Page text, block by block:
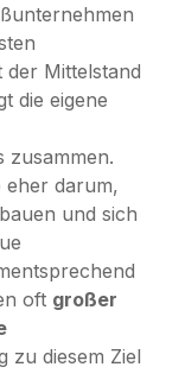
der Mittelstand
die eigene
zusammen.
eher darum,
und sich
oft großer
zu diesem Ziel